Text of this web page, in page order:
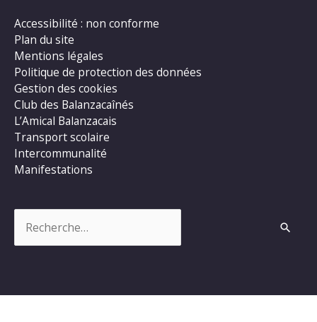
Accessibilité : non conforme
Plan du site
Mentions légales
Politique de protection des données
Gestion des cookies
Club des Balanzacaînés
L’Amical Balanzacais
Transport scolaire
Intercommunalité
Manifestations